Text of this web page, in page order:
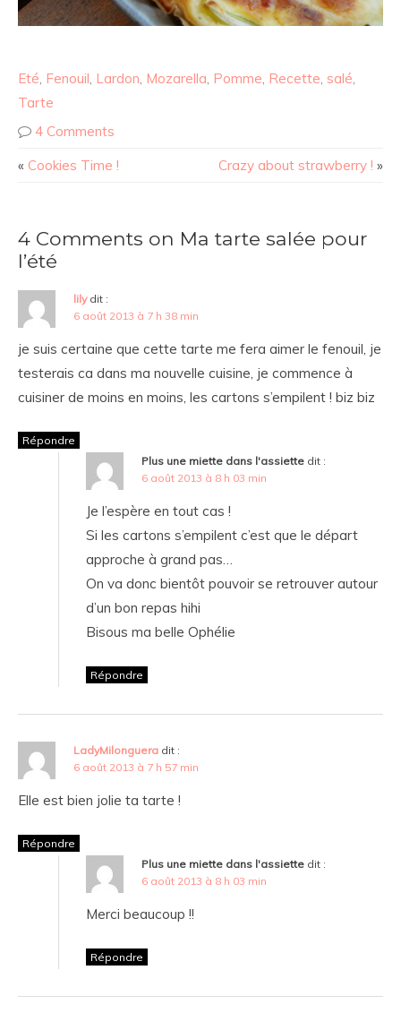
Eté Fenouil Lardon Mozarella Pomme Recette salé
Tarte
4 Comments
« Cookies Time ! Crazy about strawberry ! »
4 Comments on Ma tarte salée pour
l’été
lily dit :
6 août 2013 à 7 h 38 min
je suis certaine que cette tarte me fera aimer le fenouil, je
testerais ca dans ma nouvelle cuisine, je commence à
cuisiner de moins en moins, les cartons s’empilent ! biz biz
Répondre
Plus une miette dans l'assiette dit :
6 août 2013 à 8 h 03 min
Je l’espère en tout cas !
Si les cartons s’empilent c’est que le départ
approche à grand pas…
On va donc bientôt pouvoir se retrouver autour
d’un bon repas hihi
Bisous ma belle Ophélie
Répondre
LadyMilonguera dit :
6 août 2013 à 7 h 57 min
Elle est bien jolie ta tarte !
Répondre
Plus une miette dans l'assiette dit :
6 août 2013 à 8 h 03 min
Merci beaucoup !!
Répondre